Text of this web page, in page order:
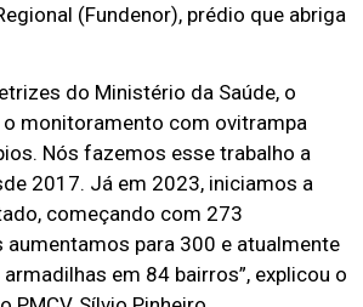
(Fundenor), prédio que abriga
do Ministério da Saúde, o
o monitoramento com ovitrampa
Nós fazemos esse trabalho a
2017. Já em 2023, iniciamos a
começando com 273
aumentamos para 300 e atualmente
em 84 bairros”, explicou o